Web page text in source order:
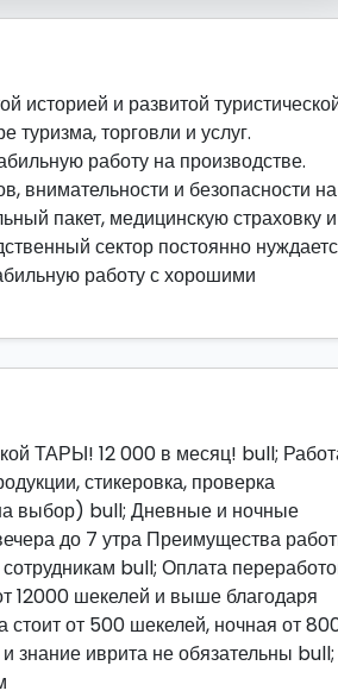
и развитой
туризма, торговли и услуг.
работу на производстве.
внимательности и безопасности на
пакет, медицинскую страховку и
сектор постоянно
работу с хорошими
ТАРЫ! 12 000 в месяц! bull;
стикеровка, проверка
выбор) bull; Дневные и ночные
до 7 утра Преимущества
bull; Оплата
12000 шекелей и выше благодаря
от 500 шекелей, ночная от
знание иврита не обязательны bull;